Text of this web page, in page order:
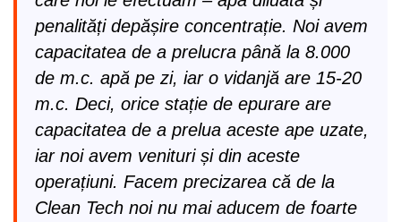
penalități depășire concentrație. Noi avem
capacitatea de a prelucra până la 8.000
de m.c. apă pe zi, iar o vidanjă are 15-20
m.c. Deci, orice stație de epurare are
capacitatea de a prelua aceste ape uzate,
iar noi avem venituri și din aceste
operațiuni. Facem precizarea că de la
Clean Tech noi nu mai aducem de foarte